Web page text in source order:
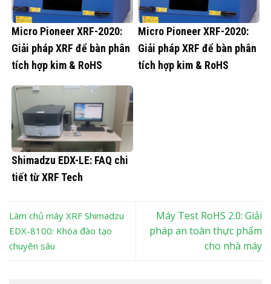
Micro Pioneer XRF-2020:
Giải pháp XRF để bàn phân
tích hợp kim & RoHS
Micro Pioneer XRF-2020:
Giải pháp XRF để bàn phân
tích hợp kim & RoHS
Shimadzu EDX-LE: FAQ chi
tiết từ XRF Tech
Làm chủ máy XRF Shimadzu
EDX-8100: Khóa đào tạo
chuyên sâu
Máy Test RoHS 2.0: Giải
pháp an toàn thực phẩm
cho nhà máy